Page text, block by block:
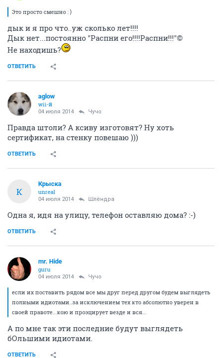
Это просто смешно : )
дык и я про что..уж сколько лет!!!!
Дык нет...постоянно "Распни его!!!!Распни!!!"©
Не находишь?
ОТВЕТИТЬ
aglow
wii-й
04 июля 2014 Чучо
Правда штоли? А ксиву изготовят? Ну хоть
сертификат, на стенку повешаю )))
ОТВЕТИТЬ
К
Крыска
unreal
04 июля 2014 Шлёндра
Одна я, идя на улицу, телефон оставляю дома? :-)
ОТВЕТИТЬ
mr. Hide
guru
04 июля 2014 Чучо
если их поставить рядом все мы друг перед другом будем выглядеть
полными идиотами..за исключением тех кто абсолютно уверен в
своей правоте...кою и проэцирует везде и вся...
А по мне так эти последние будут выглядеть
бОльшими идиотами.
ОТВЕТИТЬ